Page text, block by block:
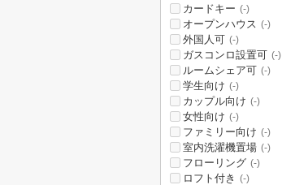
カードキー (-)
オープンハウス (-)
外国人可 (-)
ガスコンロ設置可 (-)
ルームシェア可 (-)
学生向け (-)
カップル向け (-)
女性向け (-)
ファミリー向け (-)
室内洗濯機置場 (-)
フローリング (-)
ロフト付き (-)